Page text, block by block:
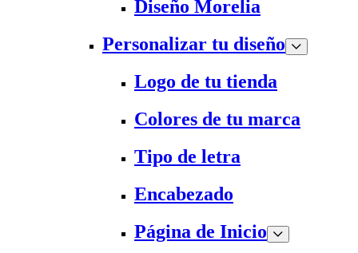
Diseño Morelia
Personalizar tu diseño
Logo de tu tienda
Colores de tu marca
Tipo de letra
Encabezado
Página de Inicio